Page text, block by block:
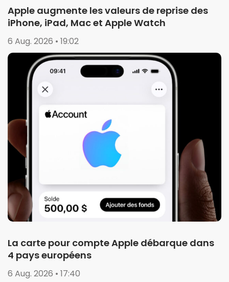
Apple augmente les valeurs de reprise des
iPhone, iPad, Mac et Apple Watch
6 Aug. 2026 • 19:02
La carte pour compte Apple débarque dans
4 pays européens
6 Aug. 2026 • 17:40